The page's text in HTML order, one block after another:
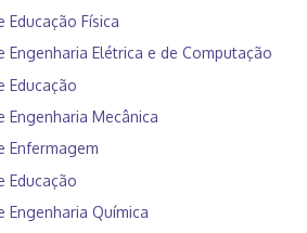
Educação Física
Engenharia Elétrica e de Computação
Educação
Engenharia Mecânica
Enfermagem
Educação
Engenharia Química